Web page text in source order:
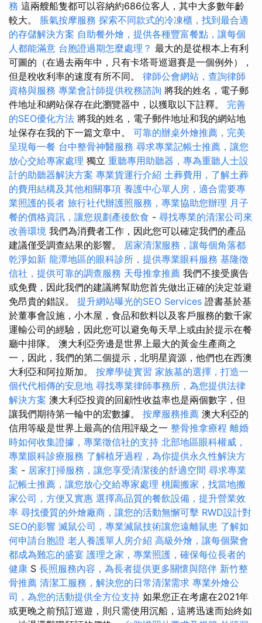
務 這兩艘船隻都可以容納約686位客人，其中大多數年齡
較大。 脹氣按摩服務 探索不同款式的冷凍櫃，找到最合適
的存儲解決方案 自助餐外燴，提供各種豐富餐點，讓每個
人都能滿意 台胞證過期怎麼處理？ 最大的是從根本上有利
可圖的（在過去兩年中，只有卡塔哥巡迴賽是一個例外），
但是稅收利率的速度有所不同。 律師公會網站，查詢律師
資格與服務 專業會計師提供稅務諮詢 將我的姓名，電子郵
件地址和網站保存在此瀏覽器中，以獲取以下註釋。 完善
的SEO優化方法 將我的姓名，電子郵件地址和我的網站地
址保存在我的下一篇文章中。 可靠的辦桌外燴推薦，完美
呈現每一餐 台中整骨神醫服務 尋求專業記帳士推薦，讓您
放心交給專家處理 獨立 重聽專用助聽器，專為重聽人士設
計的助聽器解決方案 專業貨運行介紹 土葬費用，了解土葬
的費用結構及其他相關事項 養護中心單人房，適合需要專
業照護的長者 旅行社代辦護照服務，專業協助您辦理 月子
餐的價格資訊，讓您規劃產後飲食 - 尋找專業的清潔公司來
改善環境 我們為消費者工作，因此您可以確定我們的產品
建議僅受調查結果的影響。 居家清潔服務，讓每個角落都
乾淨如新 龍潭地區的眼科診所，提供專業眼科服務 基隆徵
信社，提供可靠的調查服務 天母推拿推薦 我們不接受廣告
或免費，因此我們的建議將幫助您首先做出正確的決定並避
免昂貴的錯誤。 提升網站曝光的SEO Services 證書基於基
於董事會設施，小木屋，食品和飲料以及客戶服務的數千家
運輸公司的經驗，因此您可以避免每天早上或由於提示在餐
廳中排隊。 澳大利亞旁邊是世界上最大的黃金生產商之
一，因此，我們的第二個提示，北明星資源，他們也在西澳
大利亞和阿拉斯加。 按摩學徒實習 家族墓的選擇，打造一
個代代相傳的安息地 尋找專業律師事務所，為您提供法律
解決方案 澳大利亞投資的回顧性收益率也是兩個數字，但
讓我們期待第一輪中的宏數據。 按摩服務推薦 澳大利亞的
信用等級是世界上最高的信用評級之一 整骨推拿療程 離婚
時如何收集證據，專業徵信社的支持 北部地區眼科權威，
專業眼科診療服務 了解植牙過程，為你提供永久性解決方
案 - 居家打掃服務，讓您享受清潔後的舒適空間 尋求專業
記帳士推薦，讓您放心交給專家處理 桃園搬家，找當地搬
家公司，方便又實惠 選擇高品質的餐飲設備，提升營業效
率 尋找優質的外燴廠商，讓您的活動無懈可擊 RWD設計對
SEO的影響 滅鼠公司，專業滅鼠技術讓您遠離鼠患 了解如
何申請台胞證 老人養護單人房介紹 高級外燴，讓每個聚會
都成為難忘的盛宴 護理之家，專業照護，確保每位長者的
健康 S 長照服務內容，為長者提供更多關懷與陪伴 新竹整
骨推薦 清潔工服務，解決您的日常清潔需求 專業外燴公
司，為您的活動提供全方位支持 如果您正在考慮在2021年
或更晚之前預訂巡遊，則只需使用沉船，這將迅速而始終如